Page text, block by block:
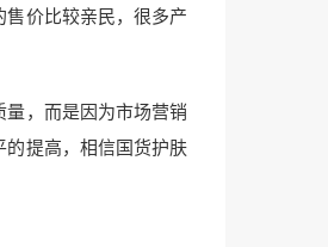
价比较亲民，很多产
，而是因为市场营销
提高，相信国货护肤